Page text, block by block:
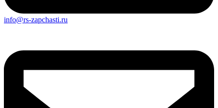
info@rs-zapchasti.ru